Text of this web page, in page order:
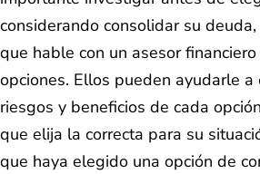
considerando consolidar su
que hable con un asesor
opciones. Ellos pueden ayudarle a
riesgos y beneficios de cada
que elija la correcta para su
que haya elegido una opción de